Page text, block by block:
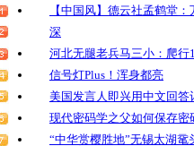
【中国风】德云社孟鹤堂
深
河北无腿老兵马三小：爬行
信号灯Plus！浑身都亮
美国发言人即兴用中文回答
现代密码学之父如何保存
“中华赏樱胜地”无锡太湖鼋